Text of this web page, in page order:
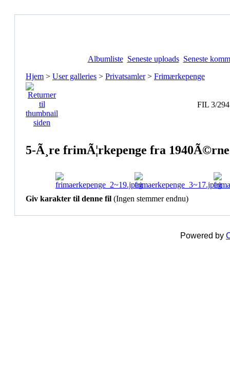
Albumliste Seneste uploads Seneste
Hjem > User galleries > Privatsamler> Frimærkepenge
FIL 3/294
5-Ã¸re frimÃ¦rkepenge fra
Giv karakter til denne fil (Ingen stemmer endnu)
Powered by